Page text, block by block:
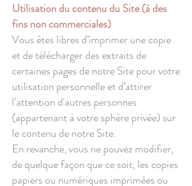
Utilisation du contenu du Site (à des
fins non commerciales)
Vous êtes libres d’imprimer une copie
et de télécharger des extraits de
certaines pages de notre Site pour votre
utilisation personnelle et d’attirer
l'attention d'autres personnes
(appartenant à votre sphère privée) sur
le contenu de notre Site.
En revanche, vous ne pouvez modifier,
de quelque façon que ce soit, les copies
papiers ou numériques imprimées ou